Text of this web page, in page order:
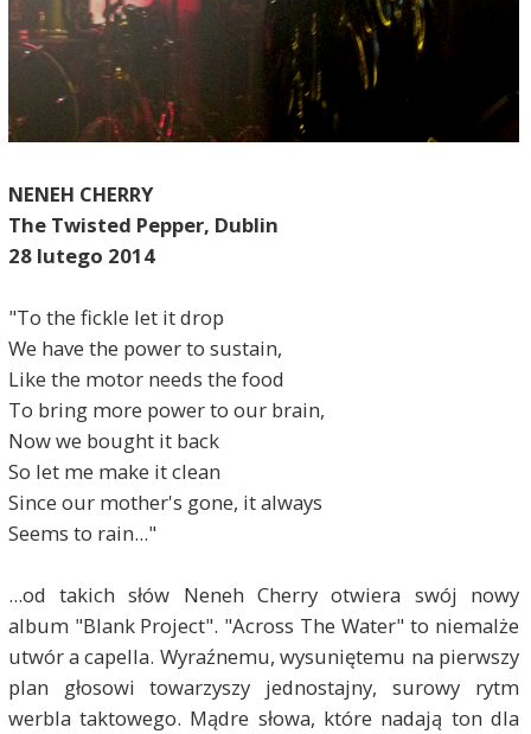
NENEH CHERRY
The Twisted Pepper, Dublin
28 lutego 2014
"To the fickle let it drop
We have the power to sustain,
Like the motor needs the food
To bring more power to our brain,
Now we bought it back
So let me make it clean
Since our mother's gone, it always
Seems to rain..."
...od takich słów Neneh Cherry otwiera swój nowy
album "Blank Project". "Across The Water" to niemalże
utwór a capella. Wyraźnemu, wysuniętemu na pierwszy
plan głosowi towarzyszy jednostajny, surowy rytm
werbla taktowego. Mądre słowa, które nadają ton dla